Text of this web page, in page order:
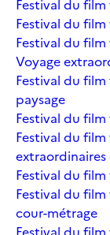
Festival du film
Festival du
Festival du film
Voyage
Festival du
paysage
Festival du film
Festival du
extraordinaires
Festival du film
Festival du film
cour-métrage